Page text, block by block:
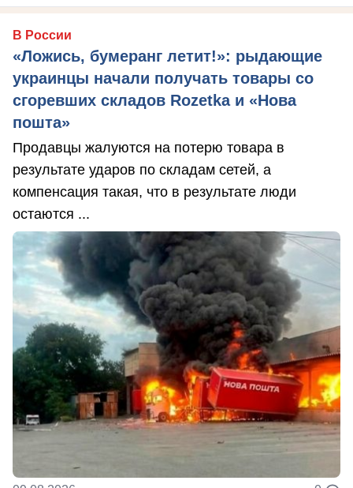
В России
«Ложись, бумеранг летит!»: рыдающие
украинцы начали получать товары со
сгоревших складов Rozetka и «Нова
пошта»
Продавцы жалуются на потерю товара в
результате ударов по складам сетей, а
компенсация такая, что в результате люди
остаются ...